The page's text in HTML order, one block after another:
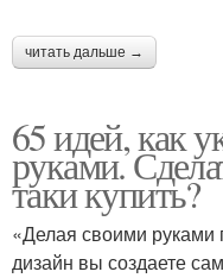
читать дальше →
65 идей, как
руками.
таки купить?
«Делая своими руками
дизайн вы создаете